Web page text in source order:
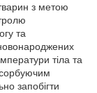
з метою
та
тіла та
запобігти